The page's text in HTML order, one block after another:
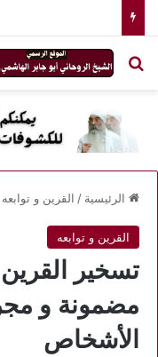
بحث عن
الرئيسية / القرين و توابعه
القرين و توابعه
تسخير
الأشخاص